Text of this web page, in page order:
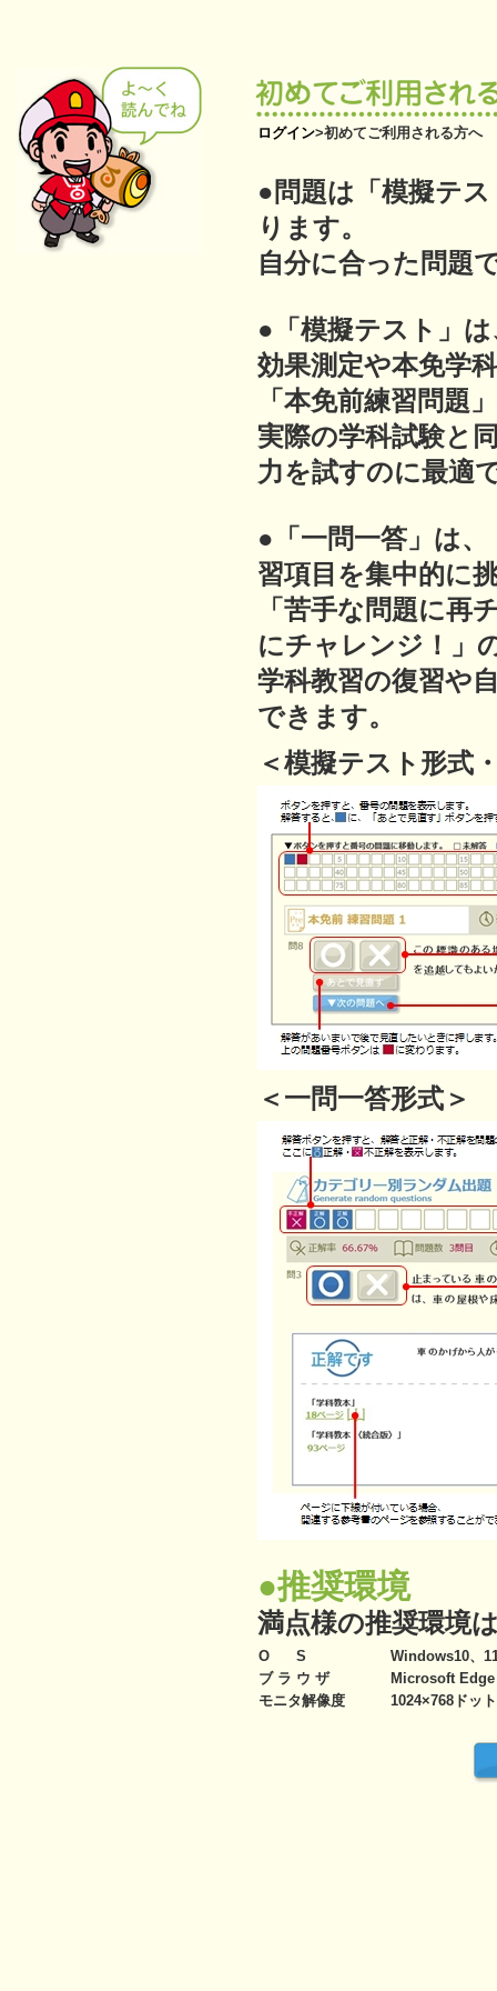
ログイン>初めてご利用される方へ
●問題は「模擬テ
ります。
自分に合った問題
●「模擬テスト」
効果測定や本免学
「本免前練習問題
実際の学科試験と
力を試すのに最適
●「一問一答」は
習項目を集中的に
「苦手な問題に再
にチャレンジ！」
学科教習の復習や
できます。
＜模擬テスト形式
＜一問一答形式＞
●推奨環境
満点様の推奨環境
O S
Windows10、
ブ ラ ウ ザ
Microsoft Edge
モニタ解像度
1024×768ドッ